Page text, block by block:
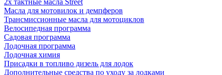
2х тактные масла Street
Масла для мотовилок и демпферов
Трансмиссионные масла для мотоциклов
Велосипедная программа
Садовая программа
Лодочная программа
Лодочная химия
Присадки в топливо дизель для лодок
Дополнительные средства по уходу за лодками